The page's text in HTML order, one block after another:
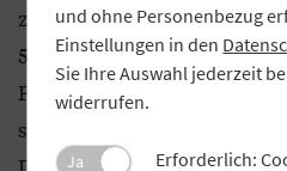
zusammen. Der offene
560 Produktgebern das
Produktangebot im
schätzen den direkten
und ohne Personenbezug
Einstellungen in den
Sie Ihre Auswahl jederzeit
widerrufen.
Ja
Erforderlich: